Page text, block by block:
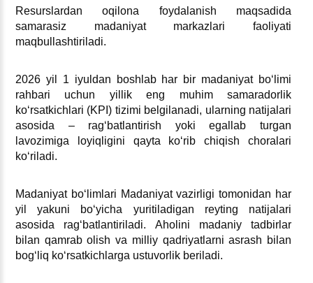
Resurslardan oqilona foydalanish maqsadida
samarasiz madaniyat markazlari faoliyati
maqbullashtiriladi.
2026 yil 1 iyuldan boshlab har bir madaniyat boʻlimi
rahbari uchun yillik eng muhim samaradorlik
koʻrsatkichlari (KPI) tizimi belgilanadi, ularning natijalari
asosida – ragʻbatlantirish yoki egallab turgan
lavozimiga loyiqligini qayta koʻrib chiqish choralari
koʻriladi.
Madaniyat boʻlimlari Madaniyat vazirligi tomonidan har
yil yakuni boʻyicha yuritiladigan reyting natijalari
asosida ragʻbatlantiriladi. Aholini madaniy tadbirlar
bilan qamrab olish va milliy qadriyatlarni asrash bilan
bogʻliq koʻrsatkichlarga ustuvorlik beriladi.